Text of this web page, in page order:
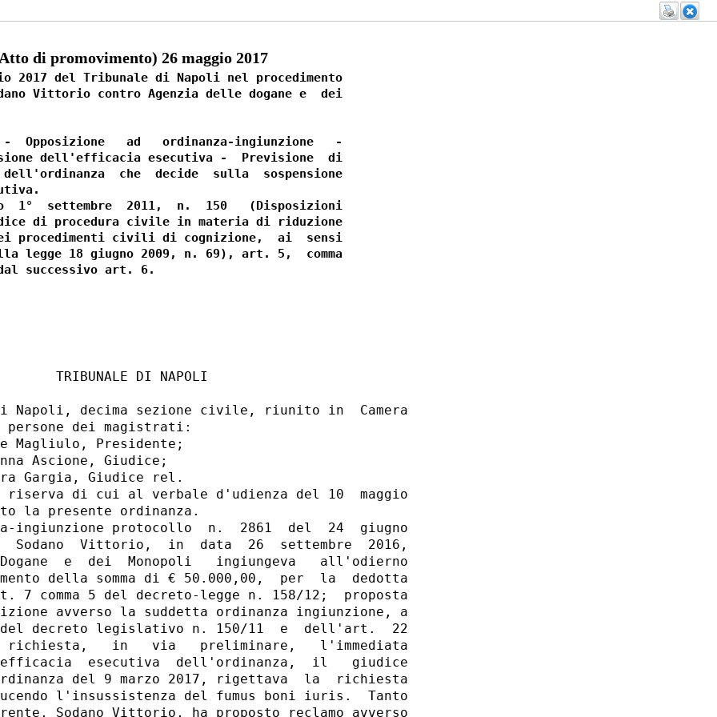
di promovimento) 26 maggio 2017
2017 del Tribunale di Napoli nel procedimento
Vittorio contro Agenzia delle dogane e  dei
Opposizione   ad   ordinanza-ingiunzione   -
dell'efficacia esecutiva -  Previsione  di
che  decide  sulla  sospensione
1°  settembre  2011,  n.  150   (Disposizioni
di procedura civile in materia di riduzione
procedimenti civili di cognizione,  ai  sensi
legge 18 giugno 2009, n. 69), art. 5,  comma